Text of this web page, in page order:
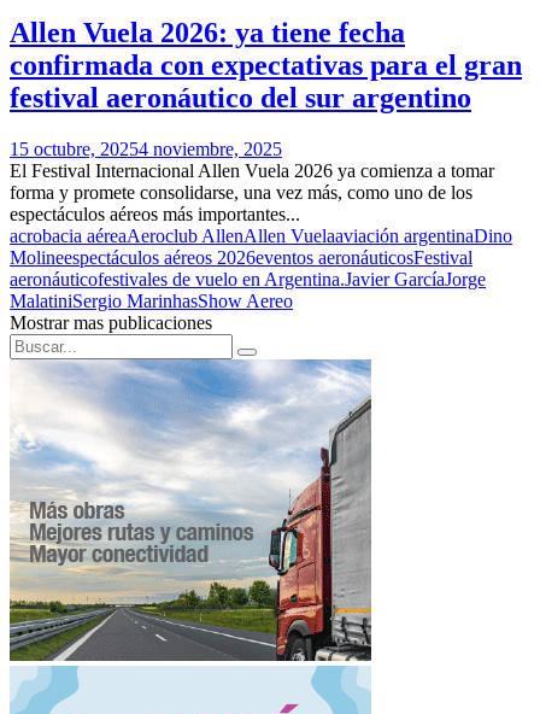
Allen Vuela 2026: ya tiene fecha
confirmada con expectativas para el gran
festival aeronáutico del sur argentino
15 octubre, 20254 noviembre, 2025
El Festival Internacional Allen Vuela 2026 ya comienza a tomar
forma y promete consolidarse, una vez más, como uno de los
espectáculos aéreos más importantes...
acrobacia aéreaAeroclub AllenAllen Vuelaaviación argentinaDino
Molineespectáculos aéreos 2026eventos aeronáuticosFestival
aeronáuticofestivales de vuelo en Argentina.Javier GarcíaJorge
MalatiniSergio MarinhasShow Aereo
Mostrar mas publicaciones
Search
for:
Search